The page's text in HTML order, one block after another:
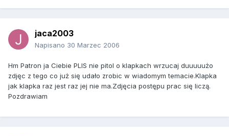
jaca2003
Napisano 30 Marzec 2006
Hm Patron ja Ciebie PLIS nie pitol o klapkach wrzucaj duuuuużo
zdjęc z tego co już się udało zrobic w wiadomym temacie.Klapka
jak klapka raz jest raz jej nie ma.Zdjęcia postępu prac się liczą.
Pozdrawiam